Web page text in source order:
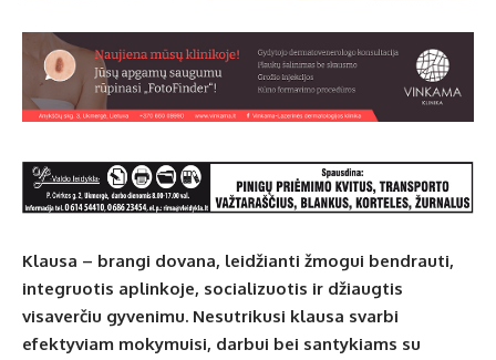
Klausa – brangi dovana, leidžianti žmogui bendrauti,
integruotis aplinkoje, socializuotis ir džiaugtis
visaverčiu gyvenimu. Nesutrikusi klausa svarbi
efektyviam mokymuisi, darbui bei santykiams su